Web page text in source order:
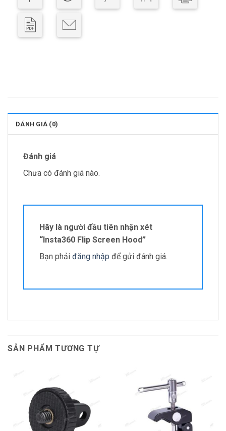
ĐÁNH GIÁ (0)
Đánh giá
Chưa có đánh giá nào.
Hãy là người đầu tiên nhận xét
“Insta360 Flip Screen Hood”
Bạn phải đăng nhập để gửi đánh giá.
SẢN PHẨM TƯƠNG TỰ